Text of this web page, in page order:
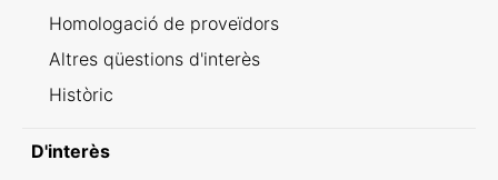
Homologació de proveïdors
Altres qüestions d'interès
Històric
D'interès